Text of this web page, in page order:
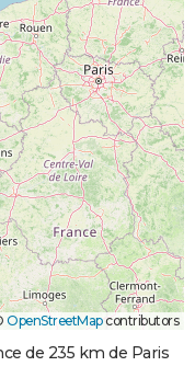
OpenStreetMapcontributors
de 235 km de Paris